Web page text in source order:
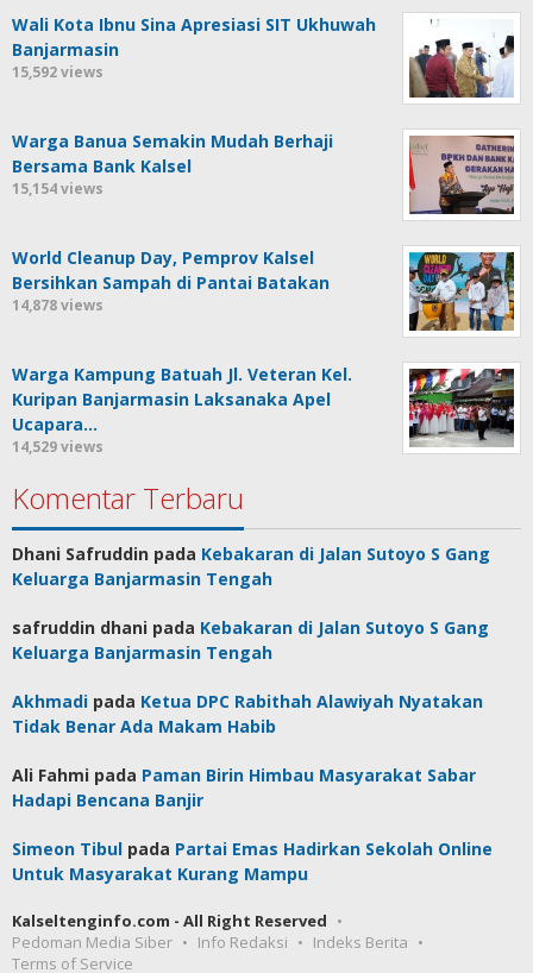
Wali Kota Ibnu Sina Apresiasi SIT Ukhuwah
Banjarmasin
15,592 views
Warga Banua Semakin Mudah Berhaji
Bersama Bank Kalsel
15,154 views
World Cleanup Day, Pemprov Kalsel
Bersihkan Sampah di Pantai Batakan
14,878 views
Warga Kampung Batuah Jl. Veteran Kel.
Kuripan Banjarmasin Laksanaka Apel
Ucapara…
14,529 views
Komentar Terbaru
Dhani Safruddin pada Kebakaran di Jalan Sutoyo S Gang
Keluarga Banjarmasin Tengah
safruddin dhani pada Kebakaran di Jalan Sutoyo S Gang
Keluarga Banjarmasin Tengah
Akhmadi pada Ketua DPC Rabithah Alawiyah Nyatakan
Tidak Benar Ada Makam Habib
Ali Fahmi pada Paman Birin Himbau Masyarakat Sabar
Hadapi Bencana Banjir
Simeon Tibul pada Partai Emas Hadirkan Sekolah Online
Untuk Masyarakat Kurang Mampu
Kalseltenginfo.com - All Right Reserved
Pedoman Media Siber
Info Redaksi
Indeks Berita
Terms of Service